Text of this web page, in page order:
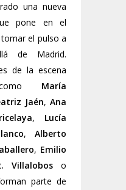
una nueva
pone en el
el pulso a
de Madrid.
de la escena
como María
Jaén,Ana
, Lucía
, Alberto
, Emilio
Villalobos o
parte de